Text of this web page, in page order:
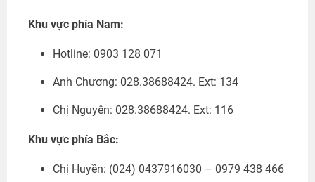
Khu vực phía Nam:
Hotline: 0903 128 071
Anh Chương: 028.38688424. Ext: 134
Chị Nguyên: 028.38688424. Ext: 116
Khu vực phía Bắc:
Chị Huyền: (024) 0437916030 – 0979 438 466